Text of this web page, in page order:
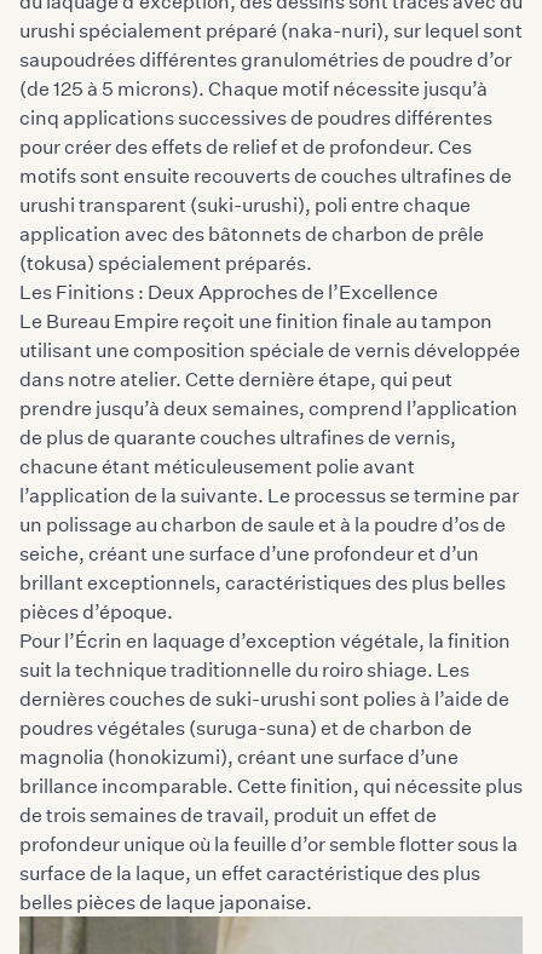
urushi spécialement préparé (naka-nuri), sur lequel sont
saupoudrées différentes granulométries de poudre d’or
(de 125 à 5 microns). Chaque motif nécessite jusqu’à
cinq applications successives de poudres différentes
pour créer des effets de relief et de profondeur. Ces
motifs sont ensuite recouverts de couches ultrafines de
urushi transparent (suki-urushi), poli entre chaque
application avec des bâtonnets de charbon de prêle
(tokusa) spécialement préparés.
Les Finitions : Deux Approches de l’Excellence
Le Bureau Empire reçoit une finition finale au tampon
utilisant une composition spéciale de vernis développée
dans notre atelier. Cette dernière étape, qui peut
prendre jusqu’à deux semaines, comprend l’application
de plus de quarante couches ultrafines de vernis,
chacune étant méticuleusement polie avant
l’application de la suivante. Le processus se termine par
un polissage au charbon de saule et à la poudre d’os de
seiche, créant une surface d’une profondeur et d’un
brillant exceptionnels, caractéristiques des plus belles
pièces d’époque.
Pour l’Écrin en laquage d’exception végétale, la finition
suit la technique traditionnelle du roiro shiage. Les
dernières couches de suki-urushi sont polies à l’aide de
poudres végétales (suruga-suna) et de charbon de
magnolia (honokizumi), créant une surface d’une
brillance incomparable. Cette finition, qui nécessite plus
de trois semaines de travail, produit un effet de
profondeur unique où la feuille d’or semble flotter sous la
surface de la laque, un effet caractéristique des plus
belles pièces de laque japonaise.